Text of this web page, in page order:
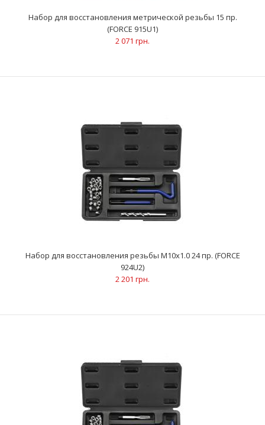
Количество в упаковке: 10 шт..
559 грн.
Набор для восстановления метрической резьбы 15 пр.
(FORCE 915U1)
2 071 грн.
Набор для восстановления резьбы М10х1.0 24 пр. (FORCE
924U2)
2 201 грн.